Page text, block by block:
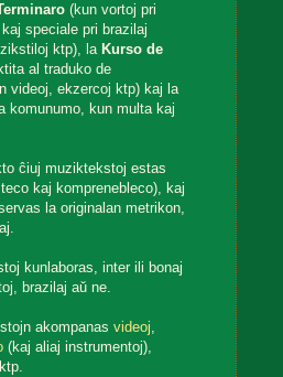
(kun vortoj pri
speciale pri brazilaj
ktp), la Kurso de
al traduko de
videoj, ekzercoj ktp) kaj la
komunumo, kun multa kaj
ĉiuj muziktekstoj estas
kaj komprenebleco), kaj
la originalan metrikon,
kunlaboras, inter ili bonaj
brazilaj aŭ ne.
akompanasvideoj,
(kaj aliaj instrumentoj),
ktp.